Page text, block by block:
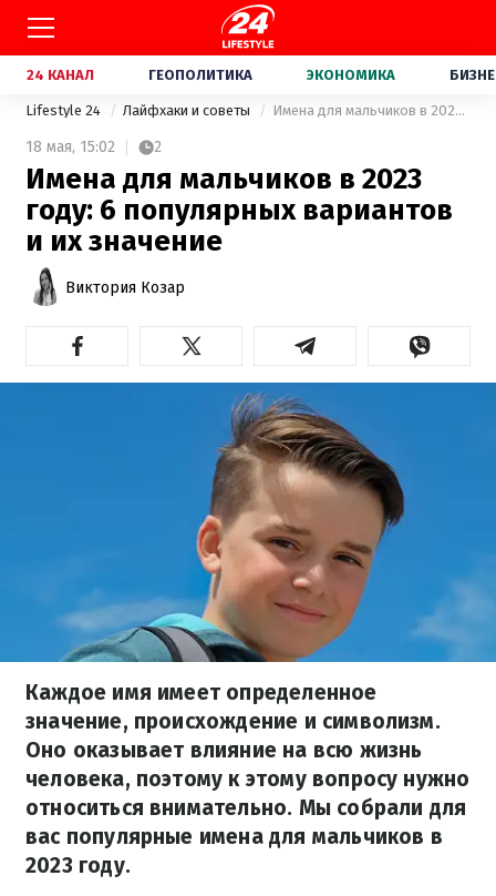
24 КАНАЛ ГЕОПОЛИТИКА ЭКОНОМИКА
Lifestyle 24 Лайфхаки и советы Имена для мальчиков в 2023 году: 6 популярных вариантов и их значение
18 мая, 15:02 2
Имена для мальчиков в 2023
году: 6 популярных вариантов
и их значение
Виктория Козар
Каждое имя имеет определенное
значение, происхождение и символизм.
Оно оказывает влияние на всю жизнь
человека, поэтому к этому вопросу нужно
относиться внимательно. Мы собрали для
вас популярные имена для мальчиков в
2023 году.